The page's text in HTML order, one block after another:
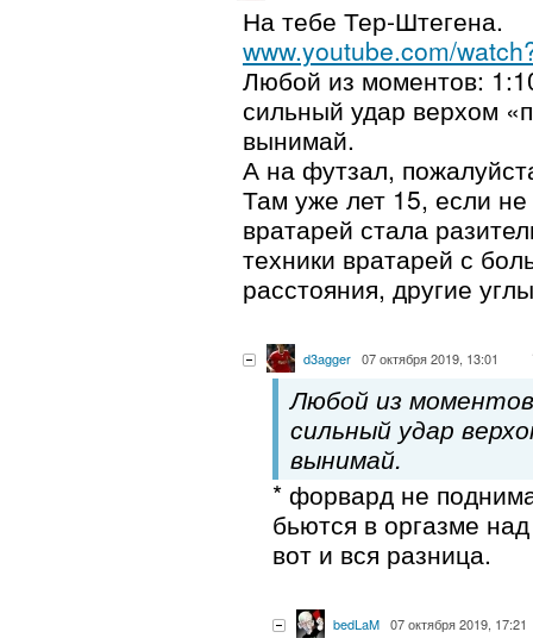
На тебе Тер-Штегена.
www.youtube.com/
Любой из моментов:
сильный удар верхом
вынимай.
А на футзал,
Там уже лет 15, если
вратарей стала
техники вратарей с
расстояния, другие
d3agger 07 октября 2019, 13:01
Любой из
сильный удар
вынимай.
* форвард не
бьются в оргазме
вот и вся разница.
bedLaM 07 октября 2019, 17:21